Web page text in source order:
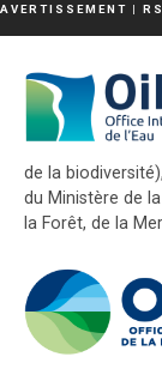
AVERTISSEMENT |
de la
du Ministère de
la Forêt, de la